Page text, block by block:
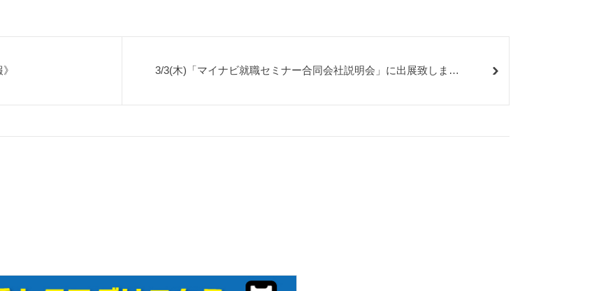
3/3(木)「マイナビ就職セミナー合同会社説明会」に出展致しまし